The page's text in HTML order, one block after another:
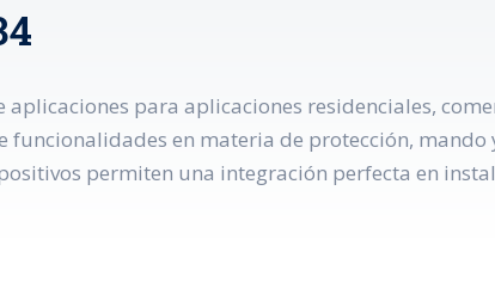
para aplicaciones residenciales,
en materia de protección, mando
permiten una integración perfecta en